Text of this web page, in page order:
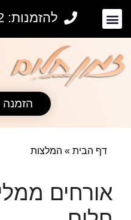
להזמנות: 050-4662762
הזמנה
דף הבית » המלצות
אורחים